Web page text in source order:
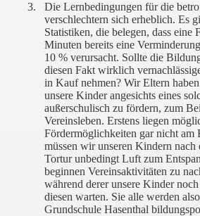
3.
Die Lernbedingungen für die
verschlechtern sich erheblich. Es
Statistiken, die belegen, dass eine
Minuten bereits eine
10 % verursacht. Sollte die
diesen Fakt wirklich
in Kauf nehmen? Wir Eltern
unsere Kinder angesichts eines
außerschulisch zu fördern, zum
Vereinsleben. Erstens liegen
Fördermöglichkeiten gar nicht am
müssen wir unseren Kindern nach
Tortur unbedingt Luft zum
beginnen Vereinsaktivitäten zu
während derer unsere Kinder
diesen warten. Sie alle werden
Grundschule Hasenthal